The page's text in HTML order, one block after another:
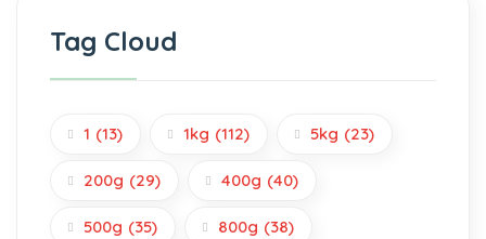
Tag Cloud
1 (13) 1kg (112) 5kg (23)
200g (29) 400g (40)
500g (35) 800g (38)